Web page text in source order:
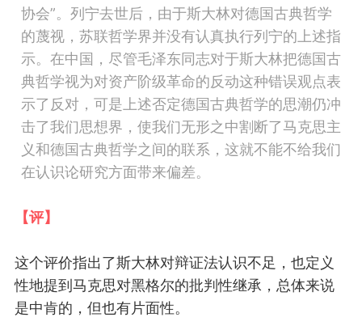
协会”。列宁去世后，由于斯大林对德国古典哲学
的蔑视，苏联哲学界并没有认真执行列宁的上述指
示。在中国，尽管毛泽东同志对于斯大林把德国古
典哲学视为对资产阶级革命的反动这种错误观点表
示了反对，可是上述否定德国古典哲学的思潮仍冲
击了我们思想界， 使我们无形之中割断了马克思主
义和德国古典哲学之间的联系，这就不能不给我们
在认识论研究方面带来偏差。
【评】
这个评价指出了斯大林对辩证法认识不足，也定义
性地提到马克思对黑格尔的批判性继承， 总体来说
是中肯的， 但也有片面性。